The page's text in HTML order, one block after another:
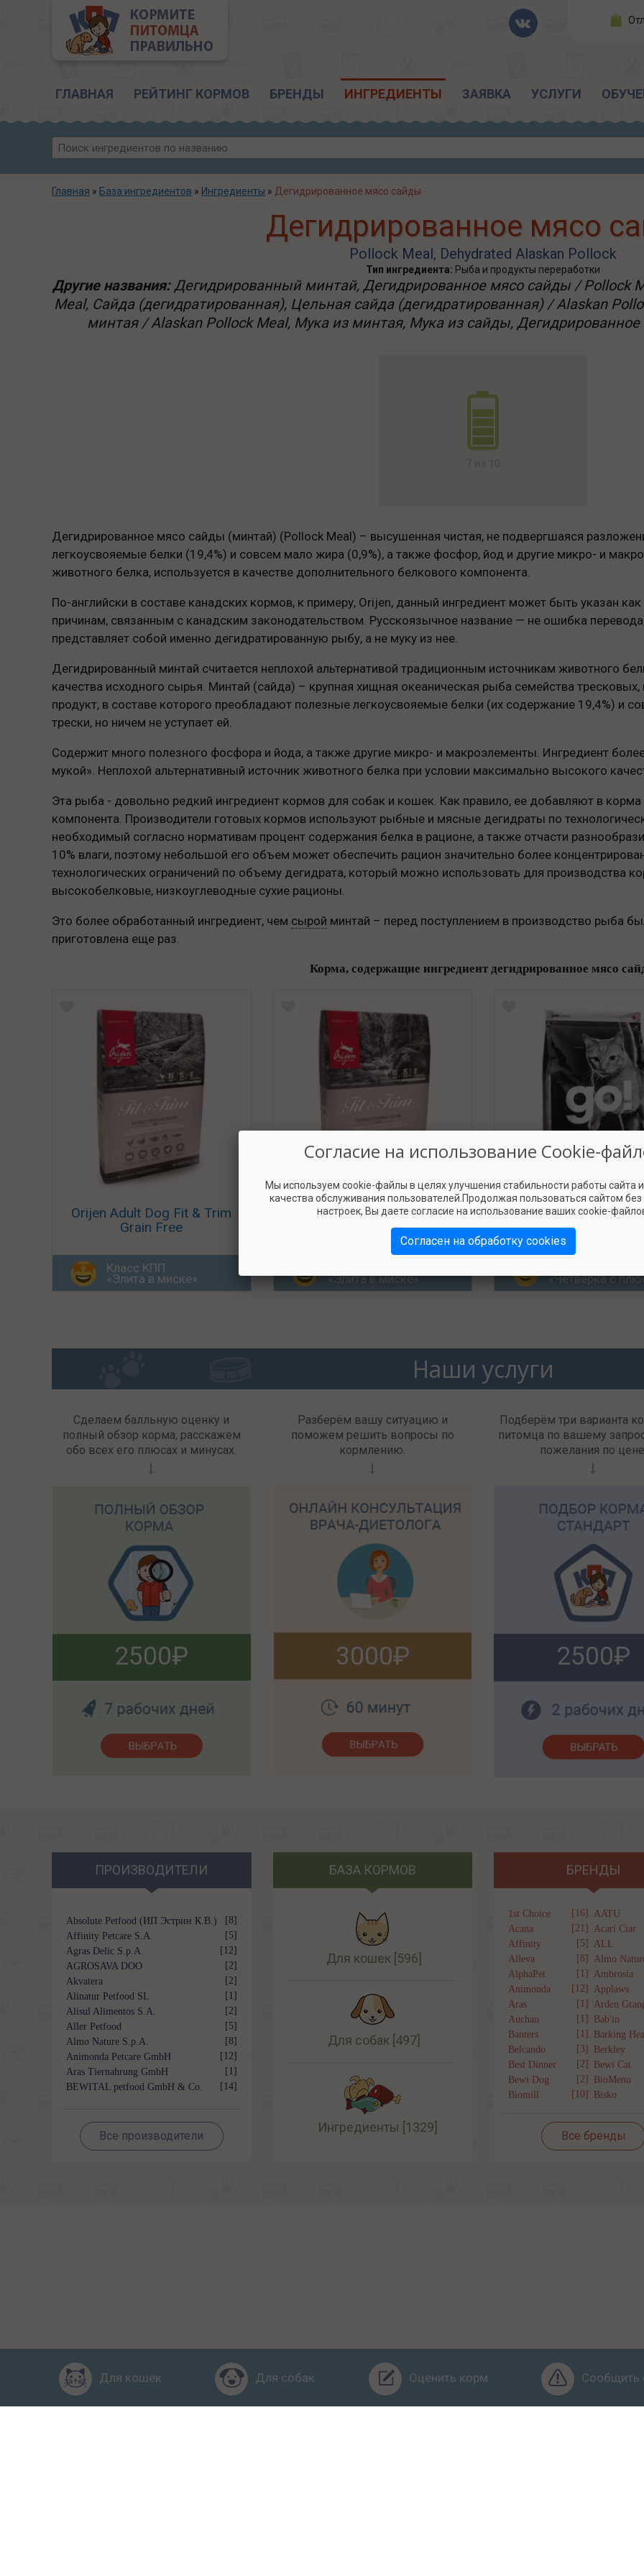
ГЛАВНАЯ РЕЙТИНГ КОРМОВ БРЕНДЫ ИНГРЕДИЕНТЫ ЗАЯВКА УСЛУГИ
Главная » База ингредиентов » Ингредиенты » Дегидрированное мясо сайды
Дегидрированное мясо
Pollock Meal, Dehydrated Alaskan Pollock
Тип ингредиента: Рыба и продукты переработки
Другие названия:Дегидрированный минтай, Дегидрированное мясо сайды / Pollock
Meal, Сайда (дегидратированная), Цельная сайда (дегидратированная) / Alaskan
минтая / Alaskan Pollock Meal, Мука из минтая, Мука из сайды,
Дегидрированное мясо сайды (минтай) (Pollock Meal) – высушенная чистая, не подвергшаяся
легкоусвояемые белки (19,4%) и совсем мало жира (0,9%), а также фосфор, йод и другие микро- и
животного белка, используется в качестве дополнительного белкового компонента.
По-английски в составе канадских кормов, к примеру, Orijen, данный ингредиент может быть указан
причинам, связанным с канадским законодательством. Русскоязычное название — не ошибка перевода,
представляет собой именно дегидратированную рыбу, а не муку из нее.
Дегидрированный минтай считается неплохой альтернативой традиционным источникам животного
качества исходного сырья. Минтай (сайда) – крупная хищная океаническая рыба семейства
продукт, в составе которого преобладают полезные легкоусвояемые белки (их содержание 19,4%) и
трески, но ничем не уступает ей.
Содержит много полезного фосфора и йода, а также другие микро- и макроэлементы. Ингредиент
мукой». Неплохой альтернативный источник животного белка при условии максимально высокого
Эта рыба - довольно редкий ингредиент кормов для собак и кошек. Как правило, ее добавляют в корма
компонента. Производители готовых кормов используют рыбные и мясные дегидраты по
необходимый согласно нормативам процент содержания белка в рационе, а также отчасти
10% влаги, поэтому небольшой его объем может обеспечить рацион значительно более
технологических ограничений по объему дегидрата, который можно использовать для производства
высокобелковые, низкоуглеводные сухие рационы.
Это более обработанный ингредиент, чем сырой минтай – перед поступлением в производство рыба
приготовлена еще раз.
Корма, содержащие ингредиент дегидрированное мясо
Orijen Adult Dog Fit & Trim
Grain Free
Класс КПП
«Элита в миске»
Orijen Cat Fit & Trim Grain
«Элита в миске»
Go! Sensitivity+Shine
Pollock Grain Free
«Четвёрка с
Наши услуги
Сделаем балльную оценку и
полный обзор корма, расскажем
обо всех его плюсах и минусах.
2500
Разберём вашу ситуацию и
поможем решить вопросы по
кормлению.
3000
Подберём три варианта
питомца по вашему
пожелания по цене.
2500
ПРОИЗВОДИТЕЛИ
Absolute Petfood (ИП Эстрин К.В.)
[8]
Affinity Petcare S.A.
[5]
Agras Delic S.p.A.
[12]
AGROSAVA DOO
[2]
Akvatera
[2]
Alinatur Petfood SL
[1]
Alisul Alimentos S.A.
[2]
Aller Petfood
[5]
Almo Nature S.p.A.
[8]
Animonda Petcare GmbH
[12]
Aras Tiernahrung GmbH
[1]
BEWITAL petfood GmbH & Co.
[14]
Все производители
БАЗА КОРМОВ
Для кошек [596]
Для собак [497]
Ингредиенты [1329]
БРЕНДЫ
1st Choice [16] AATU
Acana
[21] Acari Ciar
Affinity
[5] ALL
Alleva
[8] Almo
AlphaPet
[1] Ambrosia
Animonda
[12] Applaws
Aras
[1] Arden
Auchan
[1] Bab'in
Banters
[1] Barking
Belcando
[3] Berkley
Best Dinner
[2] Bewi Cat
Bewi Dog
[2] BioMenu
Biomill
[10] Bisko
Все бренды
Для кошек Для собак Оценить корм
Сообщить
Согласие на использование Cookie-
Мы используем cookie-файлы в целях улучшения стабильности работы сайта
качества обслуживания пользователей.Продолжая пользоваться сайтом
настроек, Вы даете согласие на использование ваших cookie-
Согласен на обработку cookies